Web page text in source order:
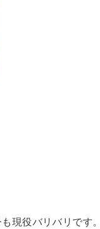
現役バリバリです